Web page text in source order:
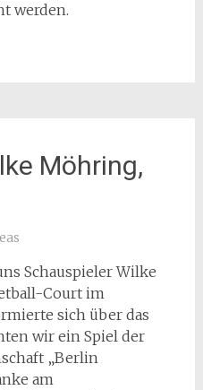
werden.
Möhring,
Schauspieler Wilke
Court im
sich über das
wir ein Spiel der
„Berlin
am